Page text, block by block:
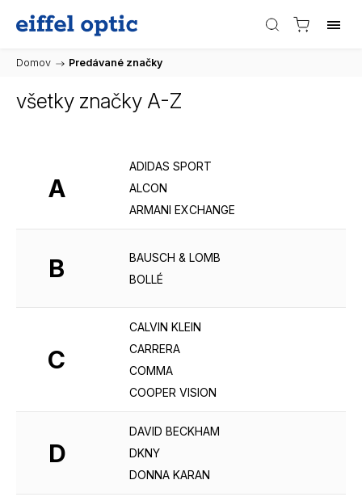
Domov / Predávané značky
všetky značky A-Z
A
ADIDAS SPORT
ALCON
ARMANI EXCHANGE
B
BAUSCH & LOMB
BOLLÉ
C
CALVIN KLEIN
CARRERA
COMMA
COOPER VISION
D
DAVID BECKHAM
DKNY
DONNA KARAN